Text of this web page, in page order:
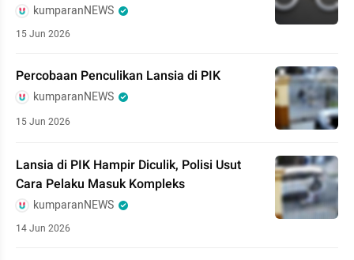
kumparanNEWS
15 Jun 2026
Percobaan Penculikan Lansia di PIK
kumparanNEWS
15 Jun 2026
Lansia di PIK Hampir Diculik, Polisi Usut
Cara Pelaku Masuk Kompleks
kumparanNEWS
14 Jun 2026